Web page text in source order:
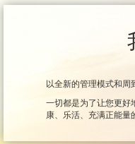
以全新的管理模式和周
一切都是为了让您更好
康、乐活、充满正能量